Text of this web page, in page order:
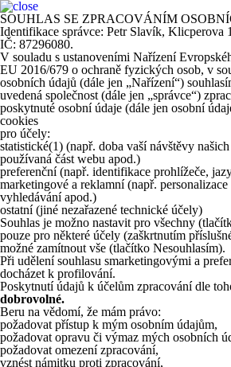
SOUHLAS SE ZPRACOVÁNÍM
Identifikace správce: Petr Slavík, Klicperova
IČ: 87296080.
V souladu s ustanoveními Nařízení
EU 2016/679 o ochraně fyzických osob, v
osobních údajů (dále jen „Nařízení“)
uvedená společnost (dále jen „správce“)
poskytnuté osobní údaje (dále jen osobní
cookies
pro účely:
statistické(1) (např. doba vaší návštěvy
používaná část webu apod.)
preferenční (např. identifikace prohlížeče,
marketingové a reklamní (např.
vyhledávání apod.)
ostatní (jiné nezařazené technické účely)
Souhlas je možno nastavit pro všechny
pouze pro některé účely (zaškrtnutím
možné zamítnout vše (tlačítko Nesouhlasím).
Při udělení souhlasu smarketingovými a
docházet k profilování.
Poskytnutí údajů k účelům zpracování dle
dobrovolné.
Beru na vědomí, že mám právo:
požadovat přístup k mým osobním údajům,
požadovat opravu či výmaz mých osobních
požadovat omezení zpracování,
vznést námitku proti zpracování,